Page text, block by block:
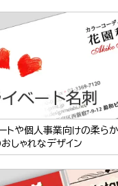
トや個人事業向けの柔らか
しゃれなデザイン